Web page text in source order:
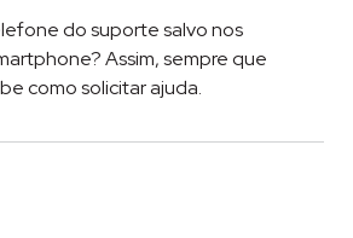
do suporte salvo nos
Assim, sempre que
como solicitar ajuda.